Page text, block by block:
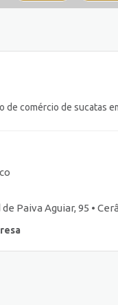
de comércio de sucatas
de Paiva Aguiar, 95 •